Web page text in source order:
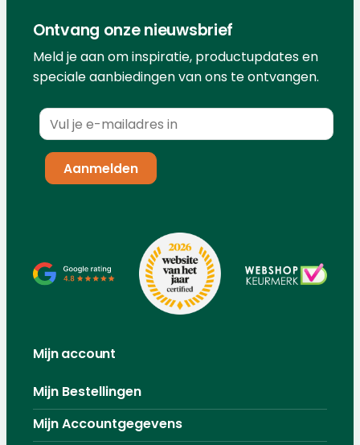
Ontvang onze nieuwsbrief
Meld je aan om inspiratie, productupdates en
speciale aanbiedingen van ons te ontvangen.
Mijn account
Mijn Bestellingen
Mijn Accountgegevens